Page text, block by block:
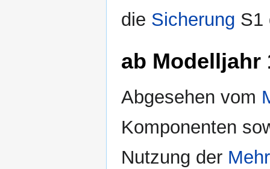
die Sicherung S1
ab Modelljahr
Abgesehen vom
Komponenten
Nutzung der